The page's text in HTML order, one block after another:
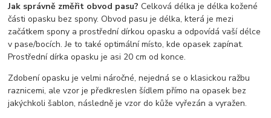
Jak správně změřit obvod pasu?Celková délka je délka kožené
části opasku bez spony. Obvod pasu je délka, která je mezi
začátkem spony a prostřední dírkou opasku a odpovídá vaší délce
v pase/bocích. Je to také optimální místo, kde opasek zapínat.
Prostřední dírka opasku je asi 20 cm od konce.
Zdobení opasku je velmi náročné, nejedná se o klasickou ražbu
raznicemi, ale vzor je předkreslen šídlem přímo na opasek bez
jakýchkoli šablon, následně je vzor do kůže vyřezán a vyražen.